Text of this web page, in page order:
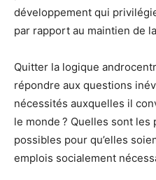
développement qui
par rapport au maintien de
Quitter la logique
répondre aux questions
nécessités auxquelles il
le monde ? Quelles sont
possibles pour qu’elles
emplois socialement